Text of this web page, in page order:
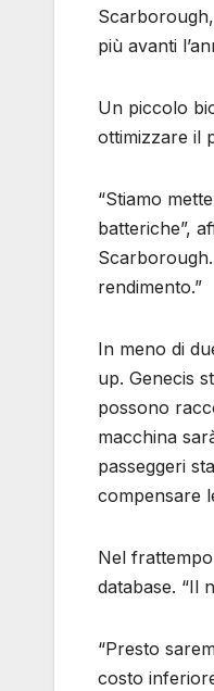
più avanti
Un piccolo
ottimizzare il
“Stiamo
batteriche”,
rendimento.”
In meno di
up. Genecis
possono
macchina
passeggeri
compensare
Nel
database. “Il
“Presto
costo